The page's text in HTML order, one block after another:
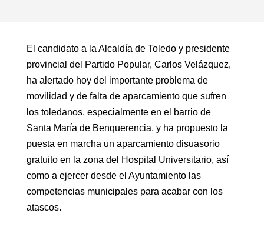
El candidato a la Alcaldía de Toledo y presidente
provincial del Partido Popular, Carlos Velázquez,
ha alertado hoy del importante problema de
movilidad y de falta de aparcamiento que sufren
los toledanos, especialmente en el barrio de
Santa María de Benquerencia, y ha propuesto la
puesta en marcha un aparcamiento disuasorio
gratuito en la zona del Hospital Universitario, así
como a ejercer desde el Ayuntamiento las
competencias municipales para acabar con los
atascos.